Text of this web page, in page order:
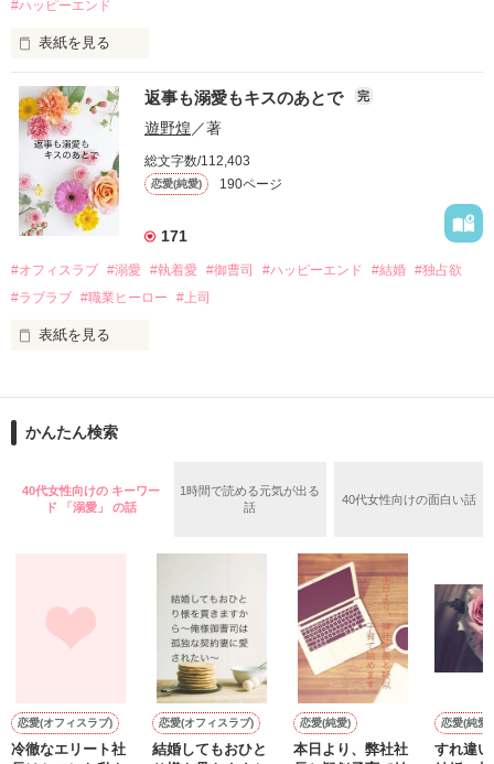
酔った勢いで一夜を共にしてしまった。
さらに、美桜が初めてだと知った哲平は
『責任をとる、結婚しよう』と真っ直ぐに告げてきた。
戸惑う美桜とは裏腹に、好きという気持ちを隠すことなく
甘やかしてくる。
そんなある日、哲平は美桜がストーカー被害に
遭っていることを知る。
美桜を守るため、哲平は同居を提案してきて――。
夏木美桜(なつきみお)
鳴海哲平 (なるみてっぺい)
2026.6.5～2026.7.25
＊以前、公開していた話の改稿版です＊
作品を読む
#ハッピーエンド
表紙を見る
おかしな噂を流されて前の職場でうまくいかなかった梅田美
桜は、海外で傷心旅行をしていたところ、日本人美青年と出会
い、酒の勢いもあり一夜限りの関係となる。
帰国後、美桜は新しい職場でワンナイトした美青年と再会。
なんと彼の正体は、とある財閥御曹司にも関わらず、一族を離
れて起業した新進気鋭の実業家、社内でも冷徹だと評判な社長
――御影恭司その人だったのだ――！
なぜか恭司から飼い猫の世話係を命じられた美桜は、猫の世
の関係となってしまい――？
返事も溺愛もキスのあとで 完
遊野煌 ／著
総文字数/112,403
恋愛(純愛) 190ページ
171
#オフィスラブ #溺愛 #執着愛 #御曹司 #ハッピーエンド #結婚 #独占欲
#ラブラブ #職業ヒーロー #上司
表紙を見る
ションの企画戦略室で働いている。
めた、同期で恋人の石垣守（26）がいるのだが、後輩の姫原由
いた。
守と由羅から『便利屋雛子』と馬鹿にされ、一人こっそり泣い
鷹哉『宜しくな、俺の雛子』🦅
雛子『俺の……ひぃ、雛子？！！！』🐥
シゴデキで冷徹な上司が見せる素顔は、なぜか想像以上に甘く
※表紙も作中使用の画像も全てフリー素材です。
かんたん検索
40代女性向けの キーワー
ド 「溺愛」 の話
1時間で読める元気が出る
話
40代女性向けの面白い話
恋愛(オフィスラブ)
冷徹なエリート社
恋愛(オフィスラブ)
結婚してもおひと
恋愛(純愛)
本日より、弊社社
恋愛(純愛)
すれ違